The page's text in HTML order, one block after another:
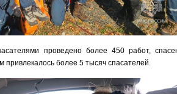
проведено более 450 работ,
привлекалось более 5 тысяч спасателей.